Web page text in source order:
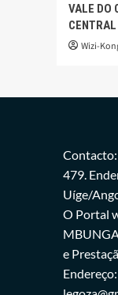
VALE DO
CENTRAL
Wizi-
Contacto:
479.
Uíge/
O Portal
e